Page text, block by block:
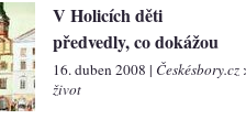
V Holicích děti
předvedly, co dokážou
16. duben 2008 |
život